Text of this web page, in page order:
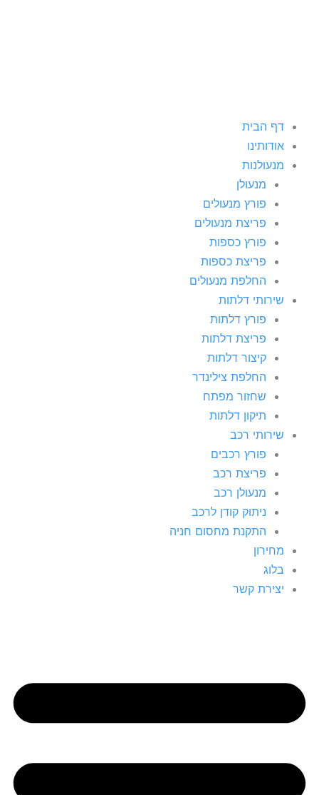
דף הבית
אודותינו
מנעולנות
מנעולן
פורץ מנעולים
פריצת מנעולים
פורץ כספות
פריצת כספות
החלפת מנעולים
שירותי דלתות
פורץ דלתות
פריצת דלתות
קיצור דלתות
החלפת צילינדר
שחזור מפתח
תיקון דלתות
שירותי רכב
פורץ רכבים
פריצת רכב
מנעולן רכב
ניתוק קודן לרכב
התקנת מחסום חניה
מחירון
בלוג
יצירת קשר